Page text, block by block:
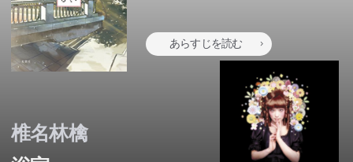
あらすじを読む
椎名林檎